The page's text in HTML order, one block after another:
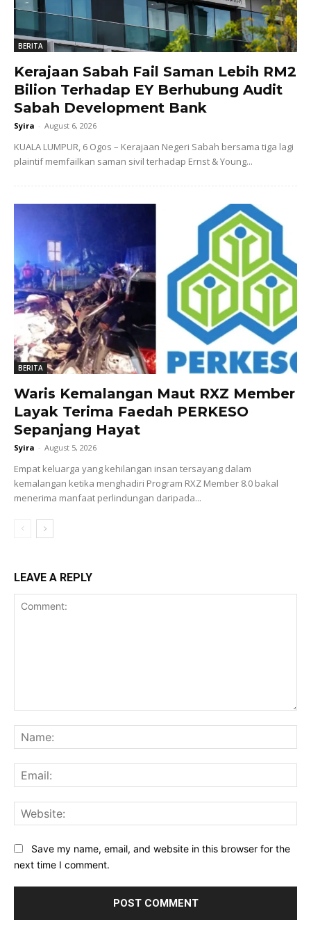
BERITA
Kerajaan Sabah Fail Saman Lebih RM2
Bilion Terhadap EY Berhubung Audit
Sabah Development Bank
Syira - August 6, 2026
KUALA LUMPUR, 6 Ogos – Kerajaan Negeri Sabah bersama tiga lagi
plaintif memfailkan saman sivil terhadap Ernst & Young...
BERITA
Waris Kemalangan Maut RXZ Member
Layak Terima Faedah PERKESO
Sepanjang Hayat
Syira - August 5, 2026
Empat keluarga yang kehilangan insan tersayang dalam
kemalangan ketika menghadiri Program RXZ Member 8.0 bakal
menerima manfaat perlindungan daripada...
LEAVE A REPLY
Save my name, email, and website in this browser for the
next time I comment.